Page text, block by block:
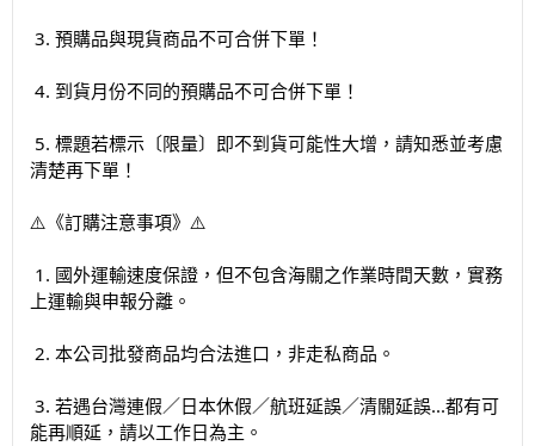
3. 預購品與現貨商品不可合併下單！
4. 到貨月份不同的預購品不可合併下單！
5. 標題若標示〔限量〕即不到貨可能性大增，請知悉並考慮
清楚再下單！
⚠️《訂購注意事項》⚠️️
1. 國外運輸速度保證，但不包含海關之作業時間天數，實務
上運輸與申報分離。
2. 本公司批發商品均合法進口，非走私商品。
3. 若遇台灣連假／日本休假／航班延誤／清關延誤...都有可
能再順延，請以工作日為主。